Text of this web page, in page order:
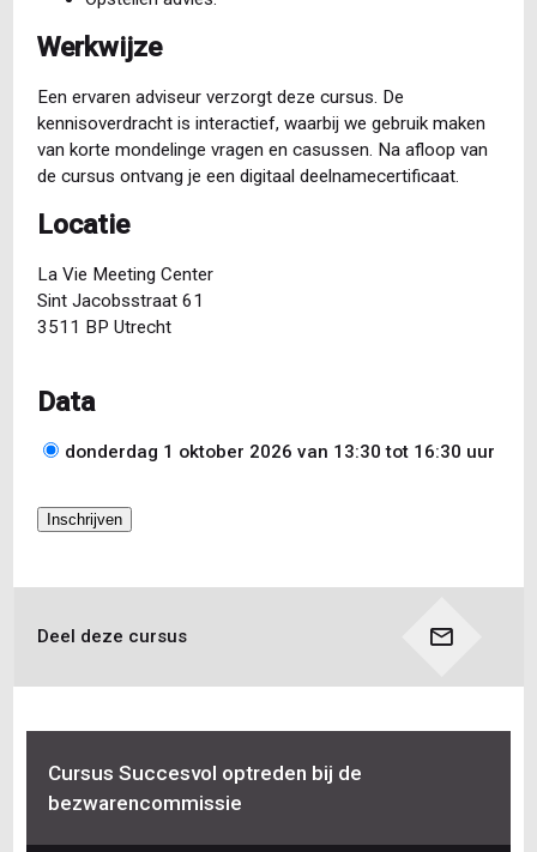
Werkwijze
Een ervaren adviseur verzorgt deze cursus. De
kennisoverdracht is interactief, waarbij we gebruik maken
van korte mondelinge vragen en casussen. Na afloop van
de cursus ontvang je een digitaal deelnamecertificaat.
Locatie
La Vie Meeting Center
Sint Jacobsstraat 61
3511 BP Utrecht
Data
donderdag 1 oktober 2026 van 13:30 tot 16:30 uur
Inschrijven
Deel deze cursus
Cursus Succesvol optreden bij de
bezwarencommissie